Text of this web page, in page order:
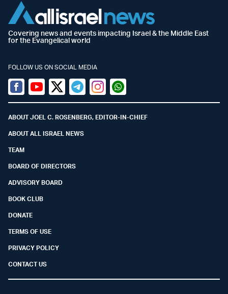
Covering news and events impacting Israel & the Middle East
for the Evangelical world
FOLLOW US ON SOCIAL MEDIA
Facebook
YoutubeTwitter (X)
TelegramInstagramWhatsapp
ABOUT JOEL C. ROSENBERG, EDITOR-IN-CHIEF
ABOUT ALL ISRAEL NEWS
TEAM
BOARD OF DIRECTORS
ADVISORY BOARD
BOOK CLUB
DONATE
TERMS OF USE
PRIVACY POLICY
CONTACT US